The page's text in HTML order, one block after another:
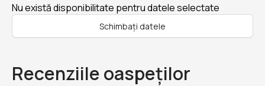
Nu există disponibilitate pentru datele selectate
Schimbați datele
Recenziile oaspeților